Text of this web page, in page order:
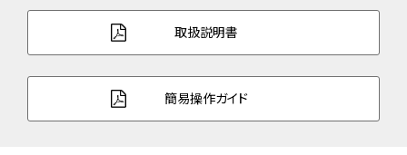
三ツ折れプッシュタイプ
バンド調整可能サイ
150～194mm
ガラス
取扱説明書
簡易操作ガイド